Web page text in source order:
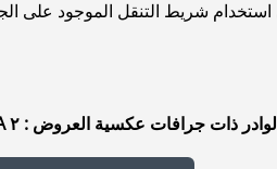
HYDREMA لوادر ذات جرافات عكسية العروض : ٢